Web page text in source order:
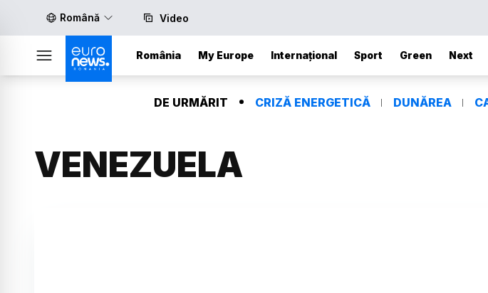
Română Video
România My Europe Internațional Sport Green Next
DE URMĂRIT CRIZĂ ENERGETICĂ DUNĂREA
VENEZUELA